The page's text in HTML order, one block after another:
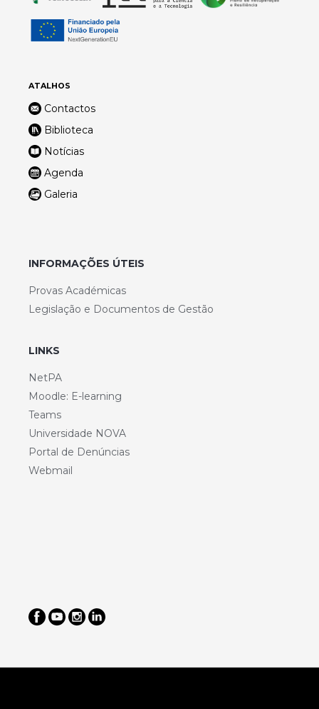
ATALHOS
Contactos
Biblioteca
Notícias
Agenda
Galeria
INFORMAÇÕES ÚTEIS
Provas Académicas
Legislação e Documentos de Gestão
LINKS
NetPA
Moodle: E-learning
Teams
Universidade NOVA
Portal de Denúncias
Webmail